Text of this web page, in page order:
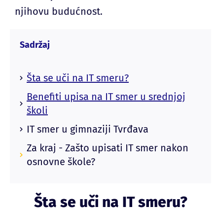
njihovu budućnost.
Sadržaj
Šta se uči na IT smeru?
Benefiti upisa na IT smer u srednjoj
školi
IT smer u gimnaziji Tvrđava
Za kraj - Zašto upisati IT smer nakon
osnovne škole?
Šta se uči na IT smeru?